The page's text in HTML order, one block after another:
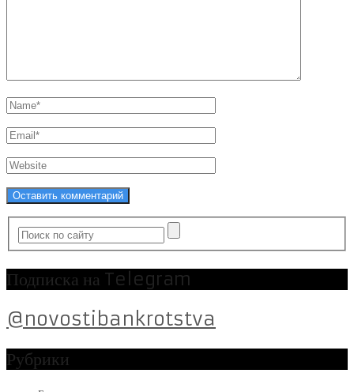
Подписка на Telegram
@novostibankrotstva
Рубрики